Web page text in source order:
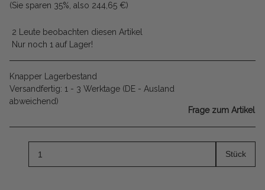
(Sie sparen 35%, also 244,65 €)
2 Leute beobachten diesen Artikel
Nur noch 1 auf Lager!
Knapper Lagerbestand
Versandfertig: 1 - 3 Werktage (DE - Ausland
abweichend)
Frage zum Artikel
Stück